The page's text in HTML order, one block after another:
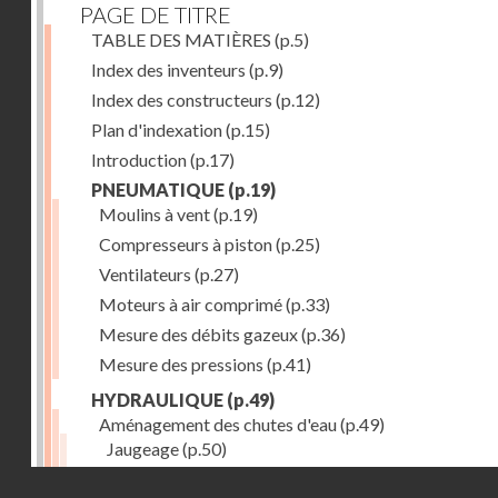
PAGE DE TITRE
TABLE DES MATIÈRES (p.5)
Index des inventeurs (p.9)
Index des constructeurs (p.12)
Plan d'indexation(p.15)
Introduction(p.17)
PNEUMATIQUE (p.19)
Moulins à vent(p.19)
Compresseurs à piston(p.25)
Ventilateurs (p.27)
Moteurs à air comprimé(p.33)
Mesure des débits gazeux(p.36)
Mesure des pressions (p.41)
HYDRAULIQUE (p.49)
Aménagement des chutes d'eau(p.49)
Jaugeage(p.50)